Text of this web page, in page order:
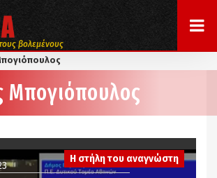
βολεμένους
Μπογιόπουλος
Η στήλη του αναγνώστη